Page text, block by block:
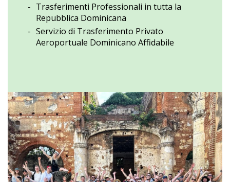
Trasferimenti Professionali in tutta la
Repubblica Dominicana
Servizio di Trasferimento Privato
Aeroportuale Dominicano Affidabile